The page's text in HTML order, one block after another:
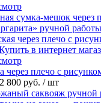
сумка-мешок через
ручной работы
через плечо с
800 руб. / шт